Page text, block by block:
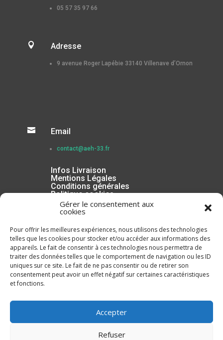
Gérer le consentement aux
cookies
Pour offrir les meilleures expériences, nous utilisons des technologies
telles que les cookies pour stocker et/ou accéder aux informations des
appareils. Le fait de consentir à ces technologies nous permettra de
traiter des données telles que le comportement de navigation ou les ID
uniques sur ce site. Le fait de ne pas consentir ou de retirer son
consentement peut avoir un effet négatif sur certaines caractéristiques
et fonctions.
Accepter
Refuser
05 57 35 97 66
 Adresse
9 avenue Roger Lapébie 33140 Villenave d’Ornon
 Email
contact@aeh-33.fr
Infos Livraison
Mentions Légales
Conditions générales
Politique cookies